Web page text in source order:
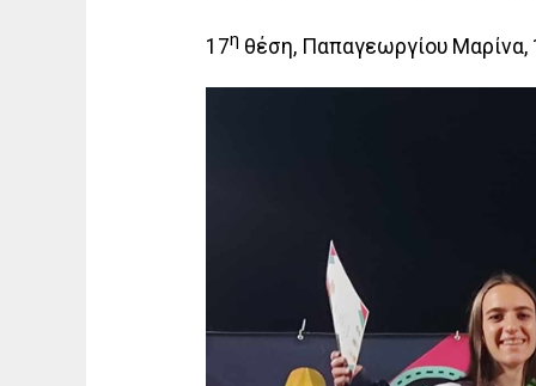
17η θέση, Παπαγεωργίου Μαρίνα,